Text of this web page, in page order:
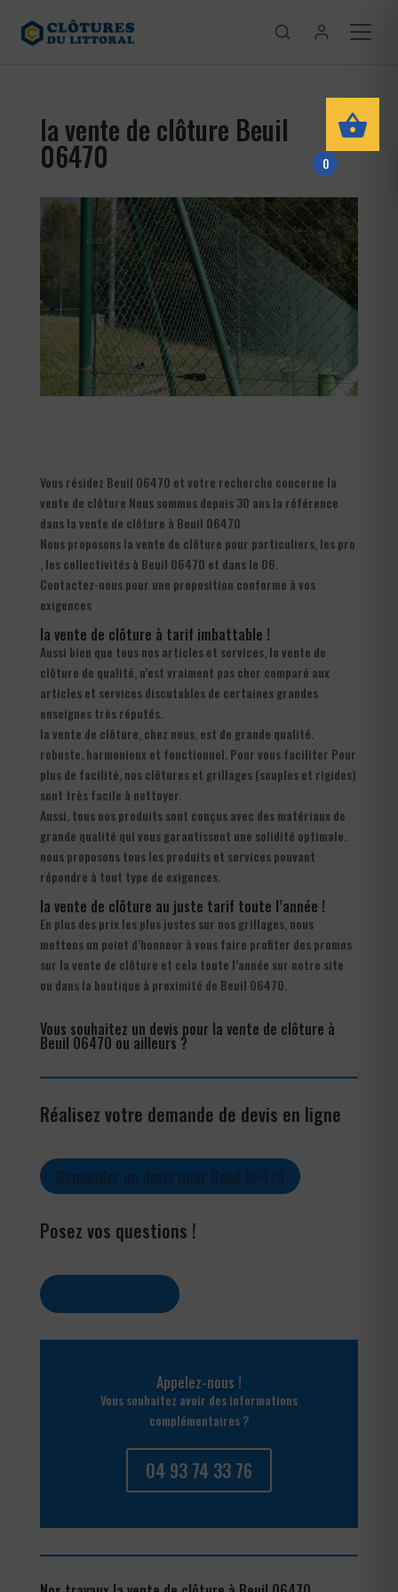
la vente de clôture Beuil
06470
Vous résidez Beuil 06470 et votre recherche concerne la
vente de clôture Nous sommes depuis 30 ans la référence
dans la vente de clôture à Beuil 06470 .
Nous proposons la vente de clôture pour particuliers, les pro
, les collectivités à Beuil 06470 et dans le 06.
Contactez-nous pour une proposition conforme à vos
exigences
la vente de clôture à tarif imbattable !
Aussi bien que tous nos articles et services, la vente de
clôture de qualité, n’est vraiment pas cher comparé aux
articles et services discutables de certaines grandes
enseignes très réputés.
la vente de clôture, chez nous, est de grande qualité.
robuste, harmonieux et fonctionnel. Pour vous faciliter Pour
plus de facilité, nos clôtures et grillages (souples et rigides)
sont très facile à nettoyer.
Aussi, tous nos produits sont conçus avec des matériaux de
grande qualité qui vous garantissent une solidité optimale.
nous proposons tous les produits et services pouvant
répondre à tout type de exigences.
la vente de clôture au juste tarif toute l’année !
En plus des prix les plus justes sur nos grillages, nous
mettons un point d’honneur à vous faire profiter des promos
sur la vente de clôture et cela toute l’année sur notre site
ou dans la boutique à proximité de Beuil 06470.
Vous souhaitez un devis pour la vente de clôture à
Beuil 06470 ou ailleurs ?
Réalisez votre demande de devis en ligne
Posez vos questions !
Appelez-nous !
Vous souhaitez avoir des informations
complémentaires ?
04 93 74 33 76
0